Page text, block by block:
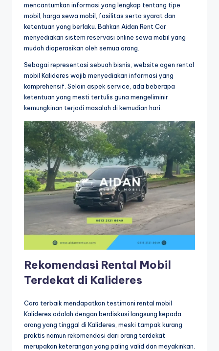
mencantumkan informasi yang lengkap tentang tipe
mobil, harga sewa mobil, fasilitas serta syarat dan
ketentuan yang berlaku. Bahkan Aidan Rent Car
menyediakan sistem reservasi online sewa mobil yang
mudah dioperasikan oleh semua orang.
Sebagai representasi sebuah bisnis, website agen rental
mobil Kalideres wajib menyediakan informasi yang
komprehensif. Selain aspek service, ada beberapa
ketentuan yang mesti tertulis guna mengeliminir
kemungkinan terjadi masalah di kemudian hari.
Rekomendasi Rental Mobil
Terdekat di Kalideres
Cara terbaik mendapatkan testimoni rental mobil
Kalideres adalah dengan berdiskusi langsung kepada
orang yang tinggal di Kalideres, meski tampak kurang
praktis namun rekomendasi dari orang terdekat
merupakan keterangan yang paling valid dan meyakinkan.